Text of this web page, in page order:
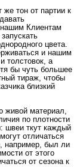
же тон от партии к
Клиентам
цвета.
и нашим
толстовок, а
бы чуть большее
тираж, чтобы
близкий
живой материал,
по плотности
швеи ткут каждый
отличаться
например, был ли
от этого
от сезона к